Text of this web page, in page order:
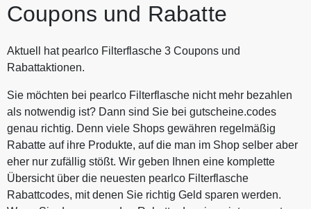
Coupons und Rabatte
Aktuell hat pearlco Filterflasche 3 Coupons und
Rabattaktionen.
Sie möchten bei pearlco Filterflasche nicht mehr bezahlen
als notwendig ist? Dann sind Sie bei gutscheine.codes
genau richtig. Denn viele Shops gewähren regelmäßig
Rabatte auf ihre Produkte, auf die man im Shop selber aber
eher nur zufällig stößt. Wir geben Ihnen eine komplette
Übersicht über die neuesten pearlco Filterflasche
Rabattcodes, mit denen Sie richtig Geld sparen werden.